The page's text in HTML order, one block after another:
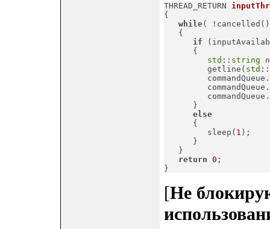
THREAD_RETURN
{
while(
   {
if
      {
std :: string
         getline(
std ::
      }
else
      {
         sleep(
1 );
      }
   }
return 0 ;
}
[Не